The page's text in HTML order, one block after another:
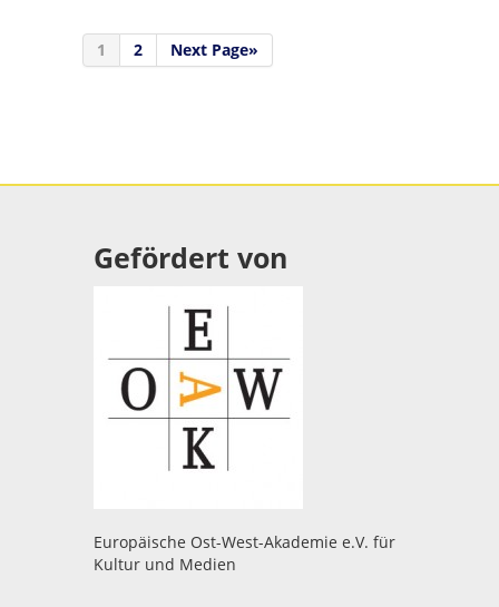
1 2 Next Page»
Gefördert von
Europäische Ost-West-Akademie e.V. für
Kultur und Medien